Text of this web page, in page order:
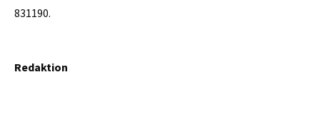
831190.
Redaktion